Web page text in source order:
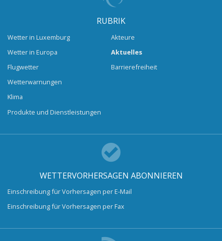
RUBRIK
Wetter in Luxemburg
Wetter in Europa
Flugwetter
Wetterwarnungen
Klima
Produkte und Dienstleistungen
Akteure
Aktuelles
Barrierefreiheit
WETTERVORHERSAGEN ABONNIEREN
Einschreibung für Vorhersagen per E-Mail
Einschreibung für Vorhersagen per Fax